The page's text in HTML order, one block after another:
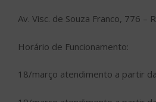
Av. Visc. de Souza Franco, 776 –
Horário de Funcionamento:
18/março atendimento a partir